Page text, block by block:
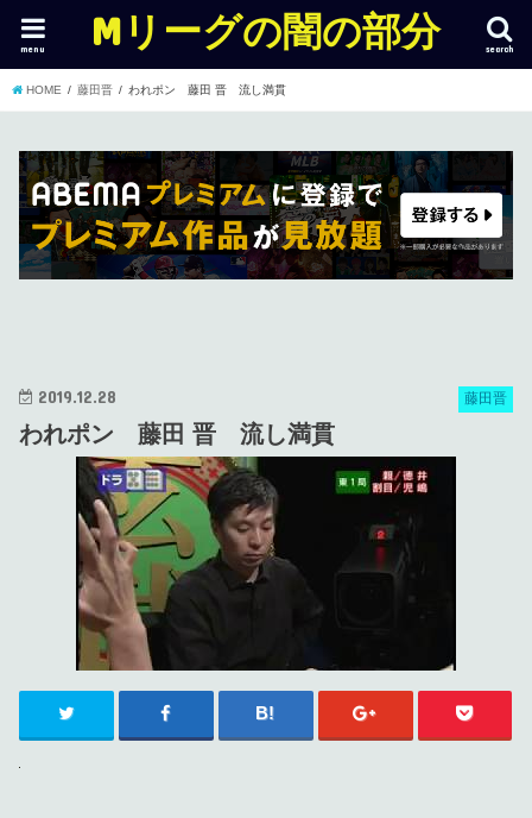
Mリーグの闇の部分 search
menu
HOME 藤田晋 われポン 藤田 晋 流し満貫
藤田晋
2019.12.28
われポン 藤田 晋 流し満貫